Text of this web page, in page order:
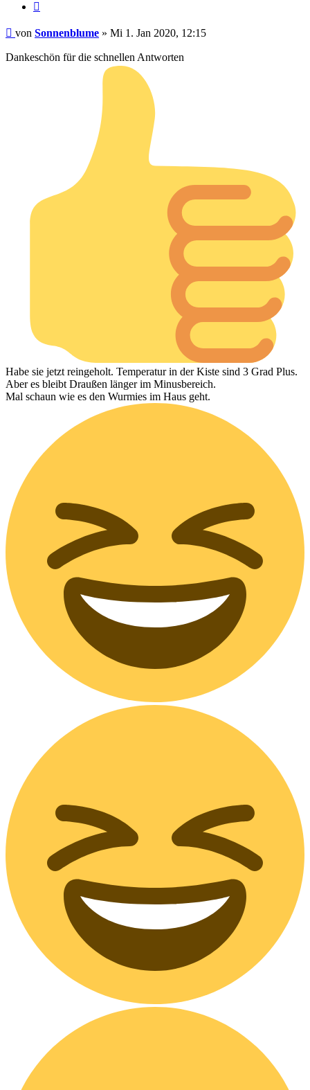
Beitrag
von Sonnenblume » Mi 1. Jan 2020, 12:15
Dankeschön für die schnellen Antworten
Habe sie jetzt reingeholt. Temperatur in der Kiste sind 3 Grad Plus.
Aber es bleibt Draußen länger im Minusbereich.
Mal schaun wie es den Wurmies im Haus geht.